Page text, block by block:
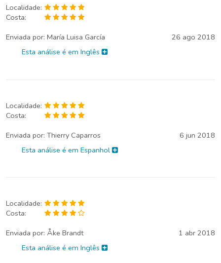
Localidade:
Costa:
Enviada por: María Luisa García
26 ago 2018
Esta análise é em Inglês
Localidade:
Costa:
Enviada por: Thierry Caparros
6 jun 2018
Esta análise é em Espanhol
Localidade:
Costa:
Enviada por: Åke Brandt
1 abr 2018
Esta análise é em Inglês